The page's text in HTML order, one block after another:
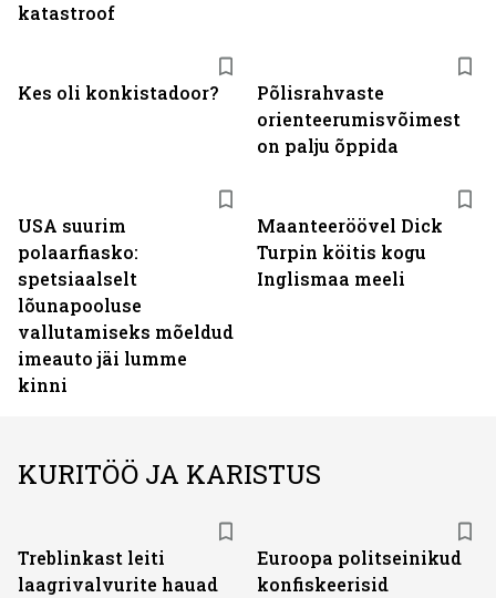
Kes oli konkistadoor?
Põlisrahvaste
orienteerumisvõimest
on palju õppida
USA suurim
polaarfiasko:
spetsiaalselt
lõunapooluse
vallutamiseks mõeldud
imeauto jäi lumme
kinni
Maanteeröövel Dick
Turpin köitis kogu
Inglismaa meeli
katastroof
KURITÖÖ JA KARISTUS
Treblinkast leiti
laagrivalvurite hauad
Euroopa politseinikud
konfiskeerisid